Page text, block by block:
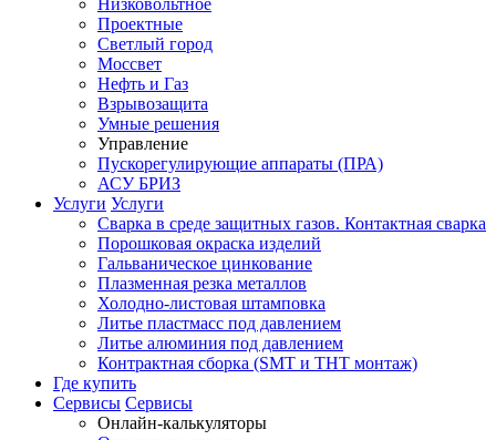
Проектные
Светлый город
Моссвет
Нефть и Газ
Взрывозащита
Умные решения
Управление
Пускорегулирующие аппараты (ПРА)
АСУ БРИЗ
Услуги Услуги
Сварка в среде защитных газов. Контактная сварка
Порошковая окраска изделий
Гальваническое цинкование
Плазменная резка металлов
Холодно-листовая штамповка
Литье пластмасс под давлением
Литье алюминия под давлением
Контрактная сборка (SMT и THT монтаж)
Где купить
Сервисы Сервисы
Онлайн-калькуляторы